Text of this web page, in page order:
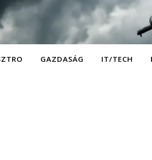
GAZDASÁG IT/TECH